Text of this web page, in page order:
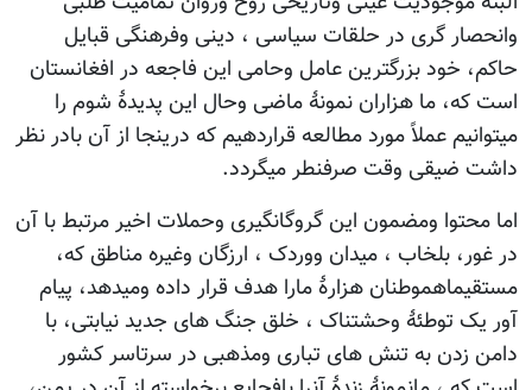
وانحصار گری در حلقات سیاسی ، دینی وفرهنگی قبایل
حاکم، خود بزرگترین عامل وحامی این فاجعه در افغانستان
است که، ما هزاران نمونۀ ماضی وحال این پدیدۀ شوم را
میتوانیم عملاً مورد مطالعه قراردهیم که درینجا از آن بادر نظر
داشت ضیقی وقت صرفنطر میگردد.
اما محتوا ومضمون این گروگانگیری وحملات اخیر مرتبط با آن
در غور، بلخاب ، میدان ووردک ، ارزگان وغیره مناطق که،
مستقیماهموطنان هزارۀ مارا هدف قرار داده ومیدهد، پیام
آور یک توطئۀ وحشتناک ، خلق جنگ های جدید نیابتی، با
دامن زدن به تنش های تباری ومذهبی در سرتاسر کشور